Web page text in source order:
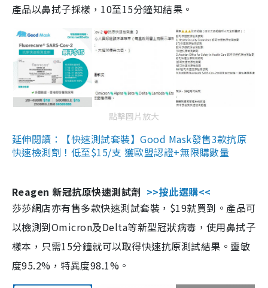
產品以鼻拭子採樣，10至15分鐘知結果。
點擊圖片放大
延伸閱讀：【快速測試套裝】Good Mask發售3款抗原
快速檢測劑！低至$15/支 獲歐盟認證+無限購數量
Reagen 新冠抗原快速測試劑 >>按此選購<<
莎莎網店亦有售多款快速測試套裝，$19就買到。產品可
以檢測到Omicron及Delta等新型冠狀病毒，使用鼻拭子
樣本，只需15分鐘就可以取得快速抗原測試結果。靈敏
度95.2%，特異度98.1%。